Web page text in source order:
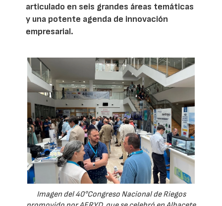
articulado en seis grandes áreas temáticas
y una potente agenda de innovación
empresarial.
Imagen del 40°Congreso Nacional de Riegos